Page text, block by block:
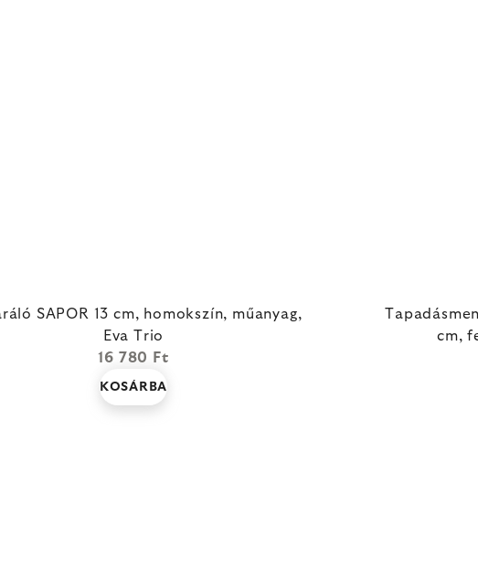
SAPOR 13 cm, homokszín, műanyag,
Eva Trio
16 780 Ft
KOSÁRBA
cm,